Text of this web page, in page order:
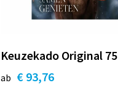
Keuzekado Original 75
ab € 93,76